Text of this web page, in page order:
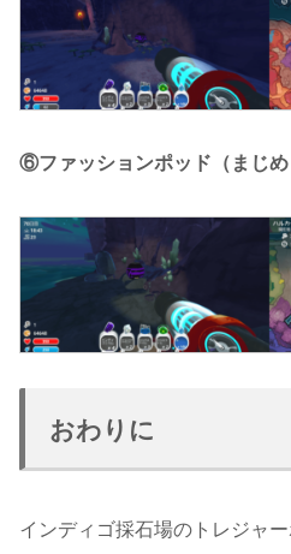
⑥ファッションポッド（まじめ
おわりに
インディゴ採石場のトレジャ